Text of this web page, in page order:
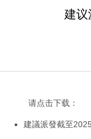
建议
请点击下载：
建議派發截至